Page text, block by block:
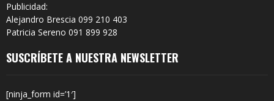
Publicidad:
Alejandro Brescia 099 210 403
Patricia Sereno 091 899 928
SUSCRÍBETE A NUESTRA NEWSLETTER
[ninja_form id=’1′]